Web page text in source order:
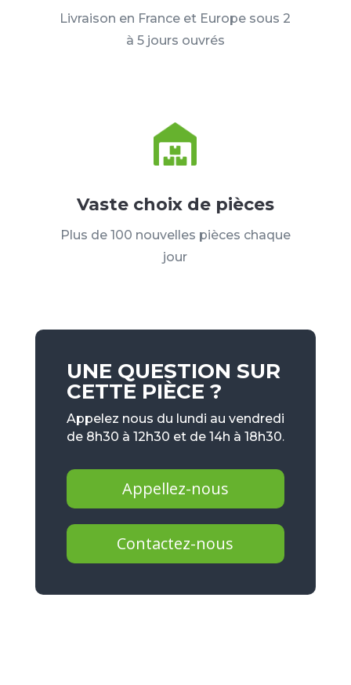
Livraison en France et Europe sous 2
à 5 jours ouvrés
Vaste choix de pièces
Plus de 100 nouvelles pièces chaque
jour
UNE QUESTION SUR
CETTE PIÈCE ?
Appelez nous du lundi au vendredi
de 8h30 à 12h30 et de 14h à 18h30.
Appellez-nous
Contactez-nous